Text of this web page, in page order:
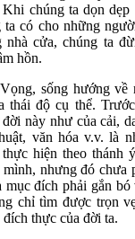
chúng ta dọn dẹp
ta có cho những
nhà cửa, chúng ta
hồn.
sống hướng về
thái độ cụ thể.
này như của cải,
văn hóa v.v. là
hiện theo thánh
mình, nhưng đó chưa
mục đích phải gắn
chỉ tìm được trọn
thực của đời ta.